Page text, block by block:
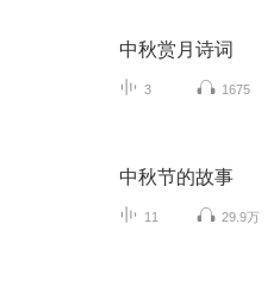
中秋赏月诗词
3 1675
中秋节的故事
11 29.9万